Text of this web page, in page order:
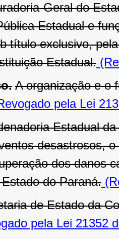
Geral do
Estadual e
título exclusivo,
Estadual.
A organização e o
pela Lei
Estadual
desastrosos,
dos danos
do Paraná.
de Estado da
pela Lei 21352